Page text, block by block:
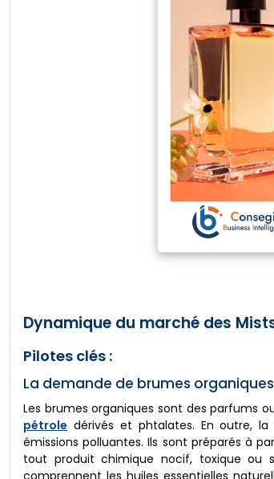
Dynamique du marché des
Pilotes clés :
La demande de brumes
Les brumes organiques sont des parfums
pétrole dérivés et phtalates. En outre,
émissions polluantes. Ils sont préparés à
tout produit chimique nocif, toxique ou
comprennent les huiles essentielles